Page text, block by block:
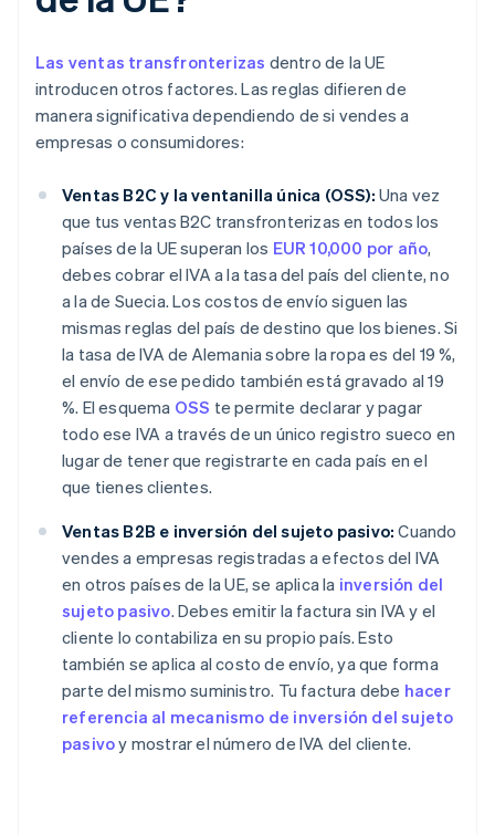
Las ventas transfronterizas dentro de la UE
introducen otros factores. Las reglas difieren de
manera significativa dependiendo de si vendes a
empresas o consumidores:
Ventas B2C y la ventanilla única (OSS): Una vez
que tus ventas B2C transfronterizas en todos los
países de la UE superan los EUR 10,000 por año,
debes cobrar el IVA a la tasa del país del cliente, no
a la de Suecia. Los costos de envío siguen las
mismas reglas del país de destino que los bienes. Si
la tasa de IVA de Alemania sobre la ropa es del 19 %,
el envío de ese pedido también está gravado al 19
%. El esquema OSS te permite declarar y pagar
todo ese IVA a través de un único registro sueco en
lugar de tener que registrarte en cada país en el
que tienes clientes.
Ventas B2B e inversión del sujeto pasivo: Cuando
vendes a empresas registradas a efectos del IVA
en otros países de la UE, se aplica la inversión del
sujeto pasivo. Debes emitir la factura sin IVA y el
cliente lo contabiliza en su propio país. Esto
también se aplica al costo de envío, ya que forma
parte del mismo suministro. Tu factura debe hacer
referencia al mecanismo de inversión del sujeto
pasivoy mostrar el número de IVA del cliente.